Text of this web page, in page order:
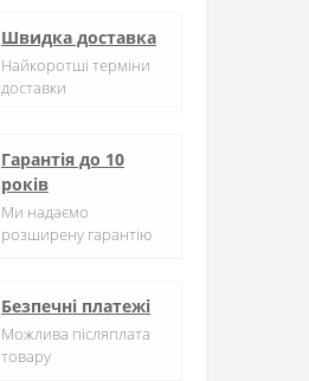
Швидка доставка
Найкоротші терміни
доставки
Гарантія до 10
років
Ми надаємо
розширену гарантію
Безпечні платежі
Можлива післяплата
товару